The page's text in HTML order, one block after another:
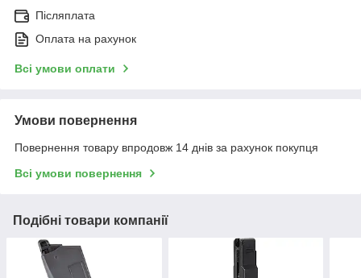
Післяплата
Оплата на рахунок
Всі умови оплати
Умови повернення
Повернення товару впродовж 14 днів за рахунок покупця
Всі умови повернення
Подібні товари компанії